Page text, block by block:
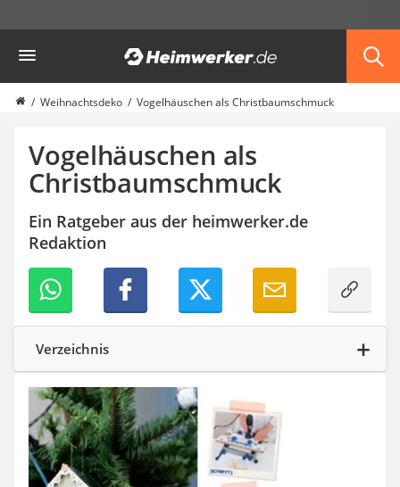
Haushalt & Freizeit
Diascanner
Walkie-Talkie Kinder
Gusseisen Bräter
Induktionskochfeld
Elektronische Dartscheibe
Wildkamera
Wischmopp
Beschriftungsgerät
Trinkflasche
Thermokanne
Elektrische Pfeffermühle
Waschsauger
Geflügelschere
SUP-Board
Ferngesteuertes Auto
Subwoofer
Beheizbare Handschuhe
Weihnachtsdeko Vogelhäuschen als Christbaumschmuck
Vogelhäuschen als
Christbaumschmuck
Ein Ratgeber aus der heimwerker.de
Redaktion
Verzeichnis